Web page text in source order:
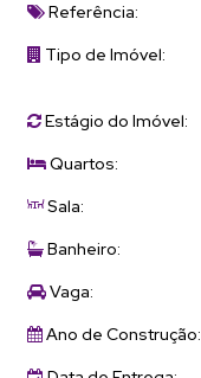
Referência:
Tipo de Imóvel:
Estágio do Imóvel:
Quartos:
Sala:
Banheiro:
Vaga:
Ano de Construção: